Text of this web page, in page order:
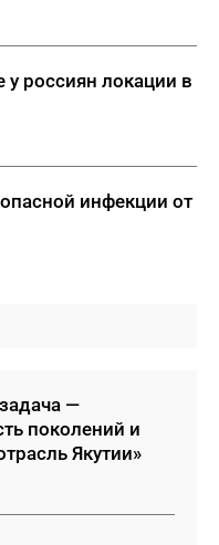
россиян локации в
инфекции от
—
поколений и
Якутии»